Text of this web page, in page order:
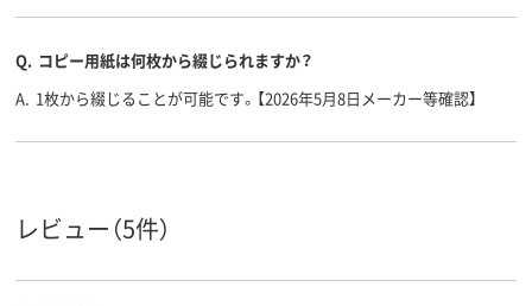
Q. コピー用紙は何枚から綴じられますか？
A. 1枚から綴じることが可能です。【2026年5月8日メーカー等確認】
レビュー（5件）